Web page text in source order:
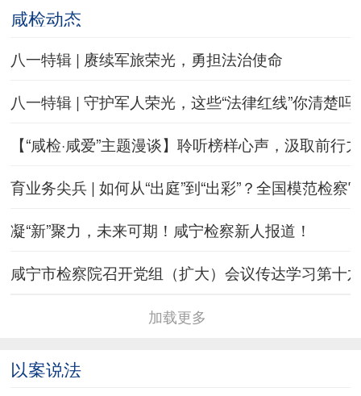
咸检动态
八一特辑 | 赓续军旅荣光，勇担法治使命
八一特辑 | 守护军人荣光，这些“法律红线”你清楚吗
【“咸检·咸爱”主题漫谈】聆听榜样心声，汲取前行
育业务尖兵 | 如何从“出庭”到“出彩”？全国模范检察
凝“新”聚力，未来可期！咸宁检察新人报道！
咸宁市检察院召开党组（扩大）会议传达学习第十
加载更多
以案说法